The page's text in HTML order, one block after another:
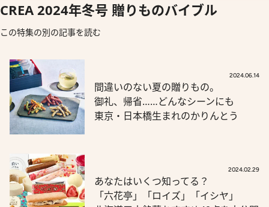
CREA 2024年冬号 贈りものバイブル
この特集の別の記事を読む
2024.06.14
間違いのない夏の贈りもの。
御礼、帰省……どんなシーンにも
東京・日本橋生まれのかりんとう
2024.02.29
あなたはいくつ知ってる？
「六花亭」「ロイズ」「イシヤ」